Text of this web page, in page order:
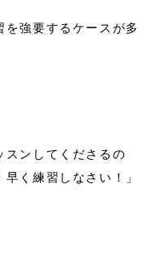
を強要するケースが多
スンしてくださるの
く練習しなさい！」